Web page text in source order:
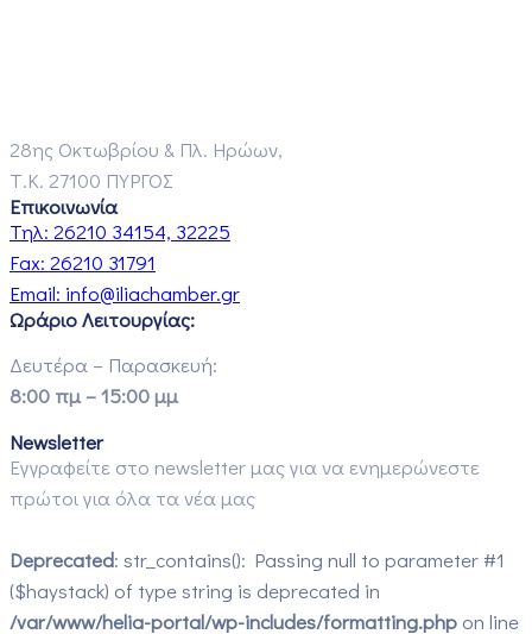
28ης Οκτωβρίου & Πλ. Ηρώων,
Τ.Κ. 27100 ΠΥΡΓΟΣ
Επικοινωνία
Τηλ: 26210 34154, 32225
Fax: 26210 31791
Email: info@iliachamber.gr
Ωράριο Λειτουργίας:
Δευτέρα – Παρασκευή:
8:00 πμ – 15:00 μμ
Newsletter
Εγγραφείτε στο newsletter μας για να ενημερώνεστε
πρώτοι για όλα τα νέα μας
Deprecated: str_contains(): Passing null to parameter #1
($haystack) of type string is deprecated in
/var/www/helia-portal/wp-includes/formatting.php on line